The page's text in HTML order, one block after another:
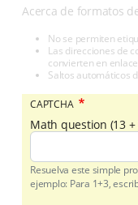
Acerca de formatos
No se permiten
Las direcciones de
convierten en
Saltos automáticos
CAPTCHA
Math question (13 +
Resuelva este simple
ejemplo: Para 1+3,